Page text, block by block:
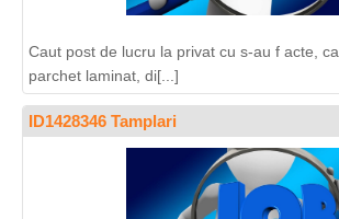
Caut post de lucru la privat cu s-au f acte,
parchet laminat, di[...]
ID1428346 Tamplari